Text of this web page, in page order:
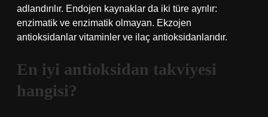
adlandırılır. Endojen kaynaklar da iki türe ayrılır:
enzimatik ve enzimatik olmayan. Ekzojen
antioksidanlar vitaminler ve ilaç antioksidanlarıdır.
En iyi antioksidan takviyesi
hangisi?